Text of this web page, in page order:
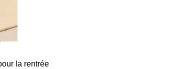
la rentrée